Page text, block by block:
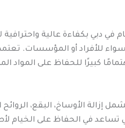
دبي بكفاءة عالية
للأفراد أو المؤسسات.
كبيرًا للحفاظ على المواد
الأوساخ، البقع،
تساعد في الحفاظ على الخيام